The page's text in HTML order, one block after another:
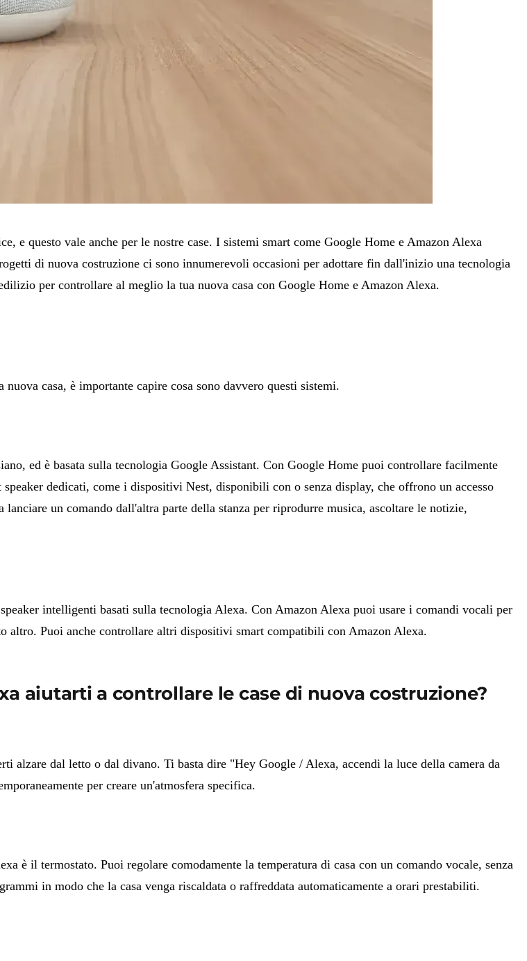
e questo vale anche per le nostre case. I sistemi smart come Google Home e Amazon Alexa
di nuova costruzione ci sono innumerevoli occasioni per adottare fin dall'inizio una tecnologia
per controllare al meglio la tua nuova casa con Google Home e Amazon Alexa.
casa, è importante capire cosa sono davvero questi sistemi.
ed è basata sulla tecnologia Google Assistant. Con Google Home puoi controllare facilmente
dedicati, come i dispositivi Nest, disponibili con o senza display, che offrono un accesso
un comando dall'altra parte della stanza per riprodurre musica, ascoltare le notizie,
intelligenti basati sulla tecnologia Alexa. Con Amazon Alexa puoi usare i comandi vocali per
altro. Puoi anche controllare altri dispositivi smart compatibili con Amazon Alexa.
aiutarti a controllare le case di nuova costruzione?
alzare dal letto o dal divano. Ti basta dire "Hey Google / Alexa, accendi la luce della camera da
per creare un'atmosfera specifica.
è il termostato. Puoi regolare comodamente la temperatura di casa con un comando vocale, senza
in modo che la casa venga riscaldata o raffreddata automaticamente a orari prestabiliti.